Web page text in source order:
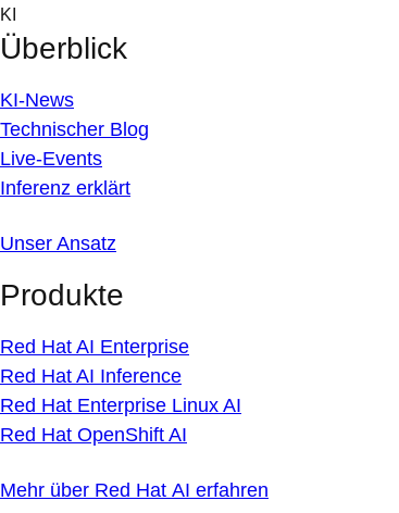
Skip
to
content
KI
Überblick
KI-News
Technischer Blog
Live-Events
Inferenz erklärt
Unser Ansatz
Produkte
Red Hat AI Enterprise
Red Hat AI Inference
Red Hat Enterprise Linux AI
Red Hat OpenShift AI
Mehr über Red Hat AI erfahren